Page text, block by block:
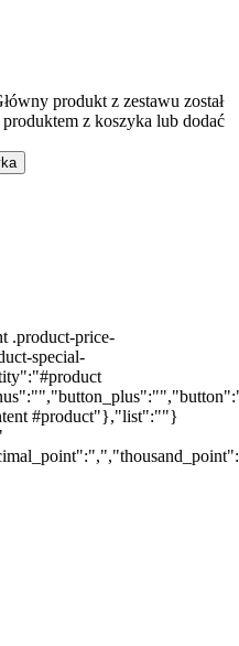
produkt z zestawu został
z koszyka lub dodać
.product-price-
special-
#product"},"list":""}